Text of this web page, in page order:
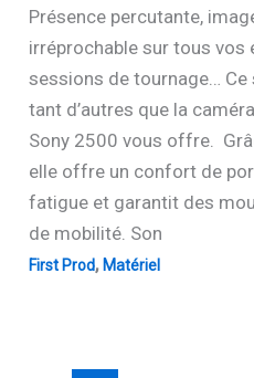
Présence percutante,
irréprochable sur tous vos
sessions de tournage…
tant d’autres que la
Sony 2500 vous offre.
elle offre un confort de
fatigue et garantit des
de mobilité. Son
First Prod,Matériel